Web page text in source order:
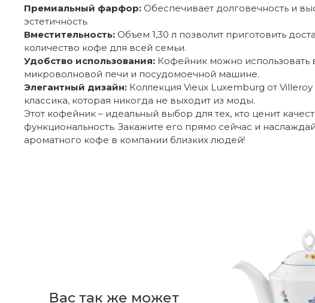
Премиальный фарфор: Обеспечивает долговечность и
эстетичность.
Вместительность: Объем 1,30 л позволит приготовить
количество кофе для всей семьи.
Удобство использования: Кофейник можно использовать
микроволновой печи и посудомоечной машине.
Элегантный дизайн: Коллекция Vieux Luxemburg от Villeroy
классика, которая никогда не выходит из моды.
Этот кофейник – идеальный выбор для тех, кто ценит
функциональность. Закажите его прямо сейчас и
ароматного кофе в компании близких людей!
Luxemburg Villeroy & Boch
Тип изделия
Отличный
Подходит ли кофейник для использования в
Вас так же может